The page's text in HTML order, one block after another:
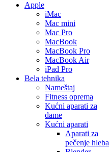
Apple
iMac
Mac mini
Mac Pro
MacBook
MacBook Pro
MacBook Air
iPad Pro
Bela tehnika
Nameštaj
Fitness oprema
Kućni aparati za
dame
Kućni aparati
Aparati za
pečenje hleba